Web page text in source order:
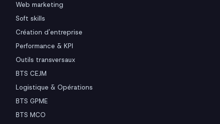
Web marketing
Soft skills
Création d'entreprise
Performance & KPI
Outils transversaux
BTS CEJM
Logistique & Opérations
BTS GPME
BTS MCO